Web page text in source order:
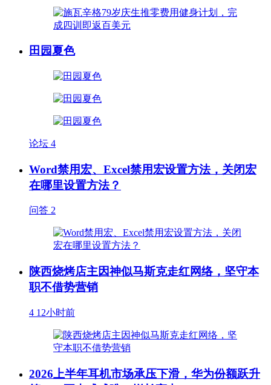
田园夏色
论坛 4
Word禁用宏、Excel禁用宏设置方法，关闭宏
在哪里设置方法？
问答 2
陕西烧烤店主因神似马斯克走红网络，坚守本
职不借势营销
4 12小时前
2026上半年耳机市场承压下滑，华为份额跃升